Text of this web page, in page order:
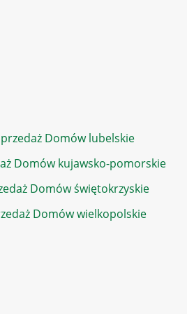
Domów lubelskie
Domów kujawsko-pomorskie
Domów świętokrzyskie
Domów wielkopolskie